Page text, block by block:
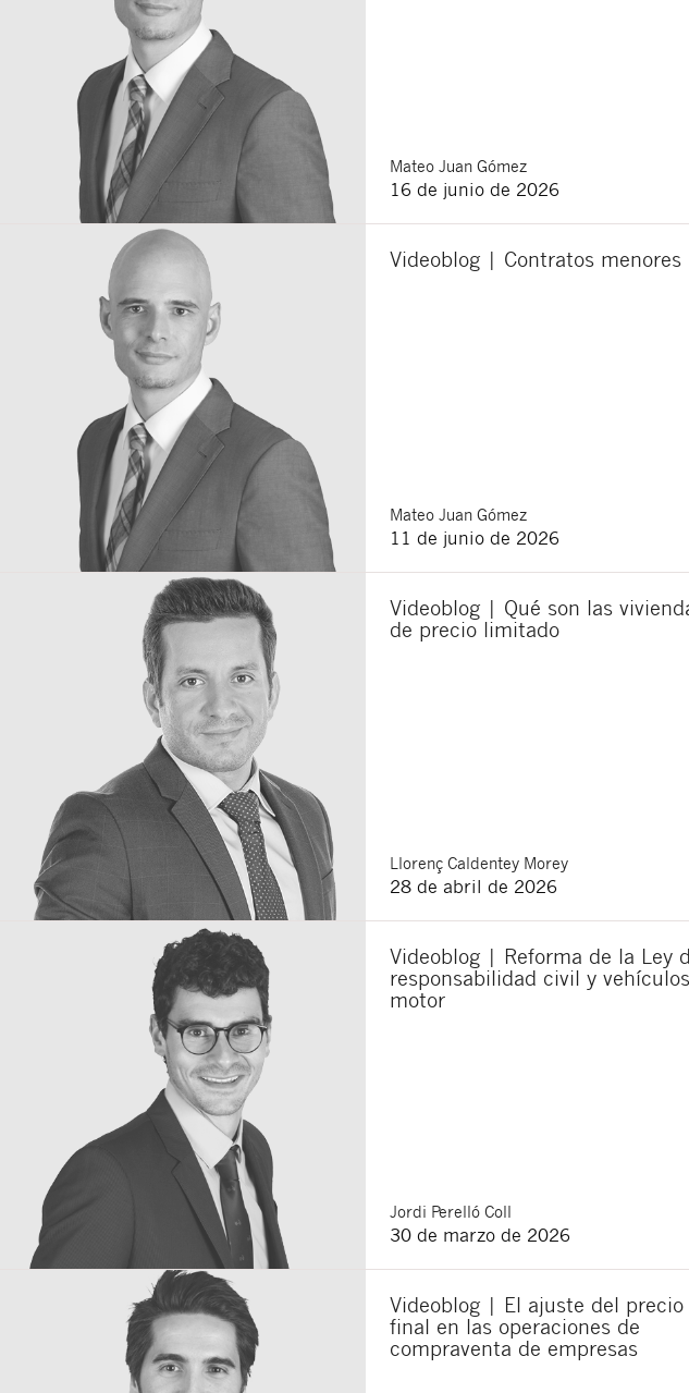
Mateo Juan Gómez
16 de junio de 2026
Videoblog | Contratos menores
Mateo Juan Gómez
11 de junio de 2026
Videoblog | Qué son las
de precio limitado
Llorenç Caldentey Morey
28 de abril de 2026
Videoblog | Reforma de la Ley
responsabilidad civil y
motor
Jordi Perelló Coll
30 de marzo de 2026
Videoblog | El ajuste del precio
final en las operaciones de
compraventa de empresas
Al pulsar el botón de envío manifiesta haber leído la
es Buades Legal S.L. La finalidad es la atención a su